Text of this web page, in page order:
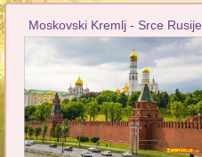
Moskovski Kremlj - Srce Rusije